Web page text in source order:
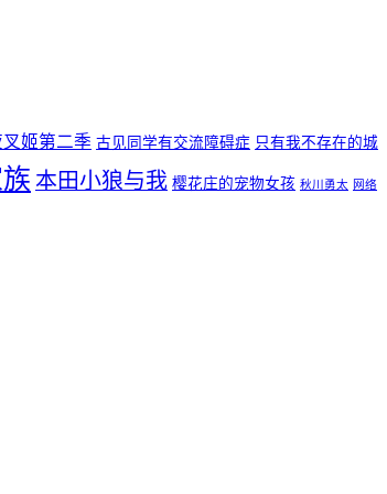
姬第二季 古见同学有交流障碍症 只有我不存在的城
本田小狼与我 樱花庄的宠物女孩 秋川勇太 网络